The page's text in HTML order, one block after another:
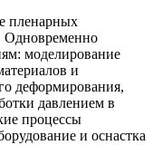
пленарных
Одновременно
моделирование
и
деформирования,
давлением в
процессы
и оснастка